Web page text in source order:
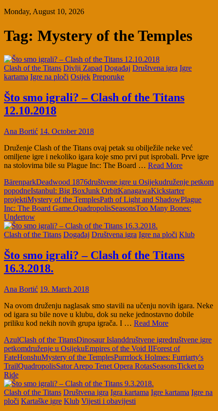
Monday, August 10, 2026
Tag: Mystery of the Temples
Clash of the Titans Divlji Zapad Događaj Društvena igra Igre
kartama Igre na ploči Osijek Preporuke
Što smo igrali? – Clash of the Titans
12.10.2018
Ana Bortić 14. October 2018
Druženje Clash of the Titans ovaj petak su obilježile neke već
omiljene igre i nekoliko igara koje smo prvi put isprobali. Prve igre
na stolovima bile su Plague Inc: The Board … Read More
BärenparkDeadwood 1876društvene igre u Osijekudruženje petkom
popodneIstanbul: Big BoxJunk OrbitKanagawaKickstarter
projektiMystery of the TemplesPath of Light and ShadowPlague
Inc: The Board Game.QuadropolisSeasonsToo Many Bones:
Undertow
Clash of the Titans Događaj Društvena igra Igre na ploči Klub
Što smo igrali? – Clash of the Titans
16.3.2018.
Ana Bortić 19. March 2018
Na ovom druženju naglasak smo stavili na učenju novih igara. Neke
od igara su bile nove u klubu, dok su neke jednostavno dobile
priliku kod nekih novih grupa igrača. I … Read More
AzulClash of the TitansDinosaur Islanddruštvene igredruštvene igre
petkomdruženje u OsijekuEmpires of the Void IIForest of
FateHonshuMystery of the TemplesPurrrlock Holmes: Furriarty's
TrailQuadropolisSator Arepo Tenet Opera RotasSeasonsTicket to
Ride
Clash of the Titans Društvena igra Igra kartama Igre kartama Igre na
ploči Kartaške igre Klub Vijesti i obavijesti